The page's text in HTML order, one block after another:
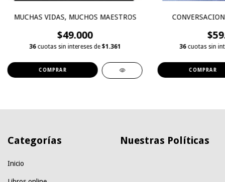
MUCHAS VIDAS, MUCHOS MAESTROS
$49.000
36 cuotas sin intereses de$1.361 36 cuotas sin
Categorías
Inicio
Nuestras Políticas